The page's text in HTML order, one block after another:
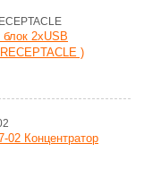
2xUSB
)
02 Концентратор